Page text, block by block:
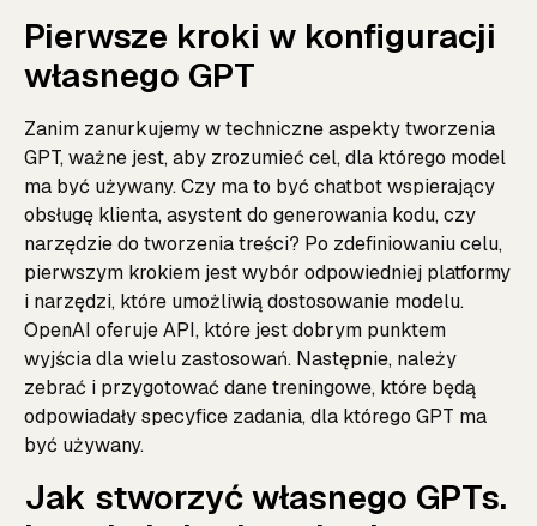
Pierwsze kroki w konfiguracji
własnego GPT
Zanim zanurkujemy w techniczne aspekty tworzenia
GPT, ważne jest, aby zrozumieć cel, dla którego model
ma być używany. Czy ma to być chatbot wspierający
obsługę klienta, asystent do generowania kodu, czy
narzędzie do tworzenia treści? Po zdefiniowaniu celu,
pierwszym krokiem jest wybór odpowiedniej platformy
i narzędzi, które umożliwią dostosowanie modelu.
OpenAI oferuje API, które jest dobrym punktem
wyjścia dla wielu zastosowań. Następnie, należy
zebrać i przygotować dane treningowe, które będą
odpowiadały specyfice zadania, dla którego GPT ma
być używany.
Jak stworzyć własnego GPTs.